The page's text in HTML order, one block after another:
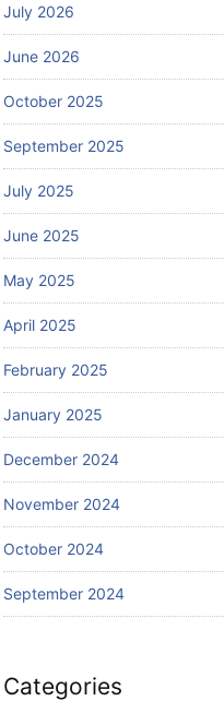
July 2026
June 2026
October 2025
September 2025
July 2025
June 2025
May 2025
April 2025
February 2025
January 2025
December 2024
November 2024
October 2024
September 2024
Categories